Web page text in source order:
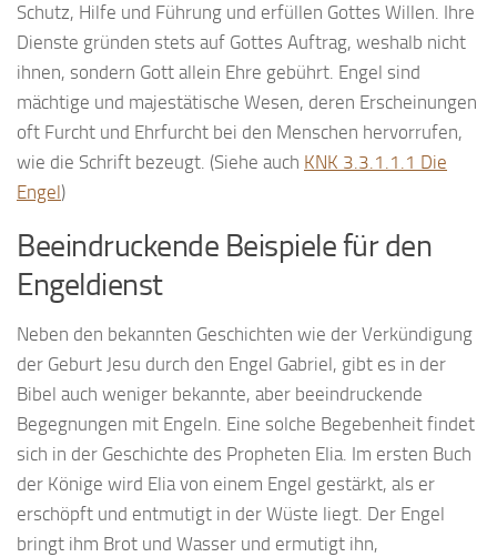
Schutz, Hilfe und Führung und erfüllen Gottes Willen. Ihre
Dienste gründen stets auf Gottes Auftrag, weshalb nicht
ihnen, sondern Gott allein Ehre gebührt. Engel sind
mächtige und majestätische Wesen, deren Erscheinungen
oft Furcht und Ehrfurcht bei den Menschen hervorrufen,
wie die Schrift bezeugt. (Siehe auch KNK 3.3.1.1.1 Die
Engel)
Beeindruckende Beispiele für den
Engeldienst
Neben den bekannten Geschichten wie der Verkündigung
der Geburt Jesu durch den Engel Gabriel, gibt es in der
Bibel auch weniger bekannte, aber beeindruckende
Begegnungen mit Engeln. Eine solche Begebenheit findet
sich in der Geschichte des Propheten Elia. Im ersten Buch
der Könige wird Elia von einem Engel gestärkt, als er
erschöpft und entmutigt in der Wüste liegt. Der Engel
bringt ihm Brot und Wasser und ermutigt ihn,